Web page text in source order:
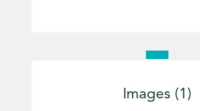
Images (1)